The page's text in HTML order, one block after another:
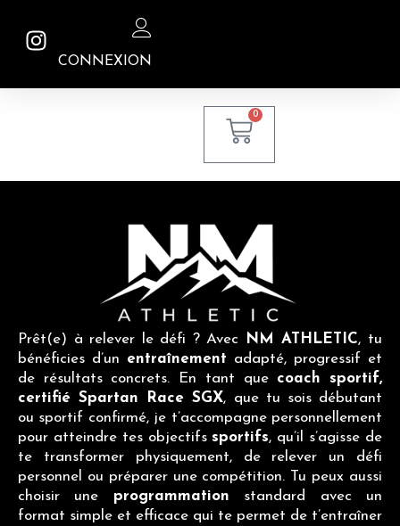
CONNEXION
0
Prêt(e) à relever le défi ? Avec NM ATHLETIC, tu
bénéficies d’un entraînement adapté, progressif et
de résultats concrets. En tant que coach
sportif,
certifié Spartan Race SGX, que tu sois débutant
ou sportif confirmé, je t’accompagne personnellement
pour atteindre tes objectifssportifs, qu’il s’agisse de
te transformer physiquement, de relever un défi
personnel ou préparer une compétition. Tu peux aussi
choisir une programmation standard avec un
format simple et efficace qui te permet de t’entraîner